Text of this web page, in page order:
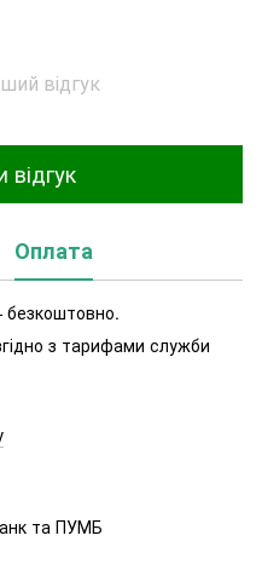
відгук
Оплата
безкоштовно.
з тарифами служби
та ПУМБ